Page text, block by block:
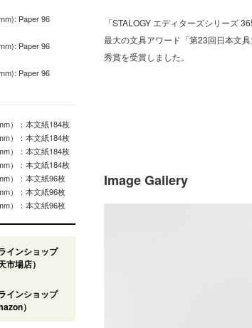
Paper 96
Paper 96
Paper 96
）：本文紙184枚
）：本文紙184枚
）：本文紙184枚
）：本文紙184枚
）：本文紙96枚
）：本文紙96枚
）：本文紙96枚
インショップ
市場店）
インショップ
）
「STALOGY エディターズシリーズ
最大の文具アワード「第23回日本文
秀賞を受賞しました。
Image Gallery